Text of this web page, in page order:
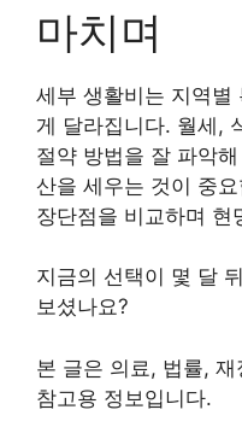
마치며
세부 생활비는 지역별
게 달라집니다. 월세,
절약 방법을 잘 파악
산을 세우는 것이 중
장단점을 비교하며 현
지금의 선택이 몇 달
보셨나요?
본 글은 의료, 법률,
참고용 정보입니다.